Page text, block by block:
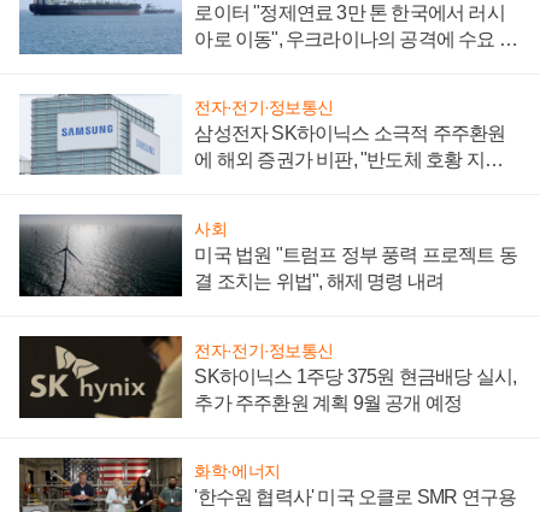
로이터 "정제연료 3만 톤 한국에서 러시
아로 이동", 우크라이나의 공격에 수요 늘
전자·전기·정보통신
삼성전자 SK하이닉스 소극적 주주환원
에 해외 증권가 비판, "반도체 호황 지속
사회
미국 법원 "트럼프 정부 풍력 프로젝트 동
결 조치는 위법", 해제 명령 내려
전자·전기·정보통신
SK하이닉스 1주당 375원 현금배당 실시,
추가 주주환원 계획 9월 공개 예정
화학·에너지
'한수원 협력사' 미국 오클로 SMR 연구용